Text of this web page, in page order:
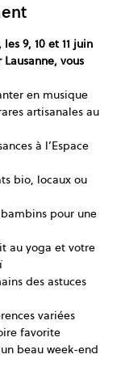
9, 10 et 11 juin
vous
en musique
artisanales au
à l’Espace
bio, locaux ou
pour une
au yoga et votre
des astuces
variées
favorite
beau week-end